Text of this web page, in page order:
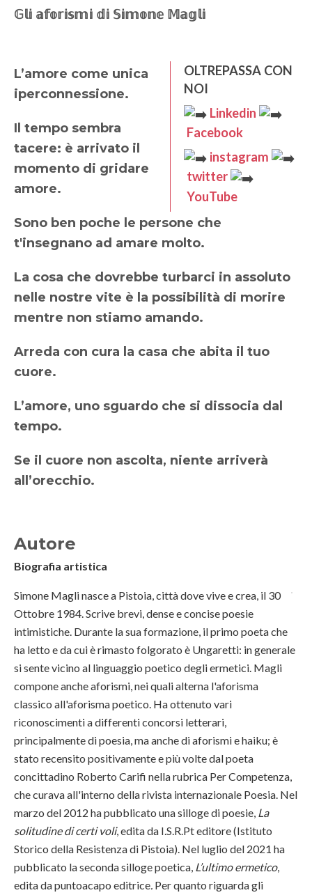
𝔾𝕝𝕚 𝕒𝕗𝕠𝕣𝕚𝕤𝕞𝕚 𝕕𝕚 𝕊𝕚𝕞𝕠𝕟𝕖 𝕄𝕒𝕘𝕝𝕚
OLTREPASSA CON
NOI
Linkedin
Facebook
instagram
twitter
YouTube
L’amore come unica
iperconnessione.
Il tempo sembra
tacere: è arrivato il
momento di gridare
amore.
Sono ben poche le persone che
t'insegnano ad amare molto.
La cosa che dovrebbe turbarci in assoluto
nelle nostre vite è la possibilità di morire
mentre non stiamo amando.
Arreda con cura la casa che abita il tuo
cuore.
L’amore, uno sguardo che si dissocia dal
tempo.
Se il cuore non ascolta, niente arriverà
all’orecchio.
Autore
Biografia artistica
Simone Magli nasce a Pistoia, città dove vive e crea, il 30
Ottobre 1984. Scrive brevi, dense e concise poesie
intimistiche. Durante la sua formazione, il primo poeta che
ha letto e da cui è rimasto folgorato è Ungaretti: in generale
si sente vicino al linguaggio poetico degli ermetici. Magli
compone anche aforismi, nei quali alterna l'aforisma
classico all'aforisma poetico. Ha ottenuto vari
riconoscimenti a differenti concorsi letterari,
principalmente di poesia, ma anche di aforismi e haiku; è
stato recensito positivamente e più volte dal poeta
concittadino Roberto Carifi nella rubrica Per Competenza,
che curava all'interno della rivista internazionale Poesia. Nel
marzo del 2012 ha pubblicato una silloge di poesie, La
solitudine di certi voli, edita da I.S.R.Pt editore (Istituto
Storico della Resistenza di Pistoia). Nel luglio del 2021 ha
pubblicato la seconda silloge poetica, L’ultimo ermetico,
edita da puntoacapo editrice Per quanto riguarda gli